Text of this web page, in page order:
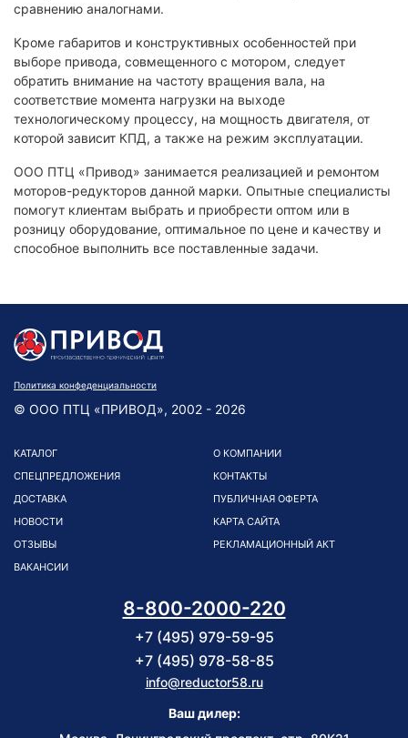
сравнению аналогнами.
Кроме габаритов и конструктивных особенностей при
выборе привода, совмещенного с мотором, следует
обратить внимание на частоту вращения вала, на
соответствие момента нагрузки на выходе
технологическому процессу, на мощность двигателя, от
которой зависит КПД, а также на режим эксплуатации.
ООО ПТЦ «Привод» занимается реализацией и ремонтом
моторов-редукторов данной марки. Опытные специалисты
помогут клиентам выбрать и приобрести оптом или в
розницу оборудование, оптимальное по цене и качеству и
способное выполнить все поставленные задачи.
Политика конфеденциальности
© ООО ПТЦ «ПРИВОД», 2002 - 2026
КАТАЛОГ
СПЕЦПРЕДЛОЖЕНИЯ
ДОСТАВКА
НОВОСТИ
ОТЗЫВЫ
ВАКАНСИИ
О КОМПАНИИ
КОНТАКТЫ
ПУБЛИЧНАЯ ОФЕРТА
КАРТА САЙТА
РЕКЛАМАЦИОННЫЙ АКТ
8-800-2000-220
+7 (495) 979-59-95
+7 (495) 978-58-85
info@reductor58.ru
Ваш дилер: